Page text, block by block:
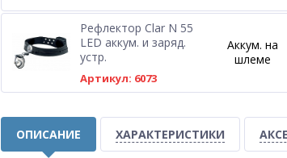
Рефлектор Clar N 55
LED аккум. и заряд.
устр.
Артикул: 6073
Аккум. на
шлеме
ОПИСАНИЕ ХАРАКТЕРИСТИКИ